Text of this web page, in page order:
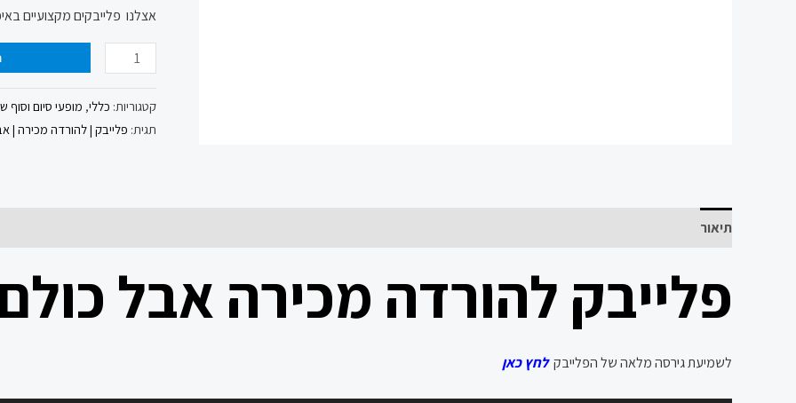
אצלנו פלייבקים מקצועיים
קטגוריות: כללי, מופעי סיום וסוף
תגית: פלייבק | להורדה מכירה |
תיאור
פלייבק להורדה מכירה אבל
לשמיעת גירסה מלאה של הפלייבקלחץ כאן